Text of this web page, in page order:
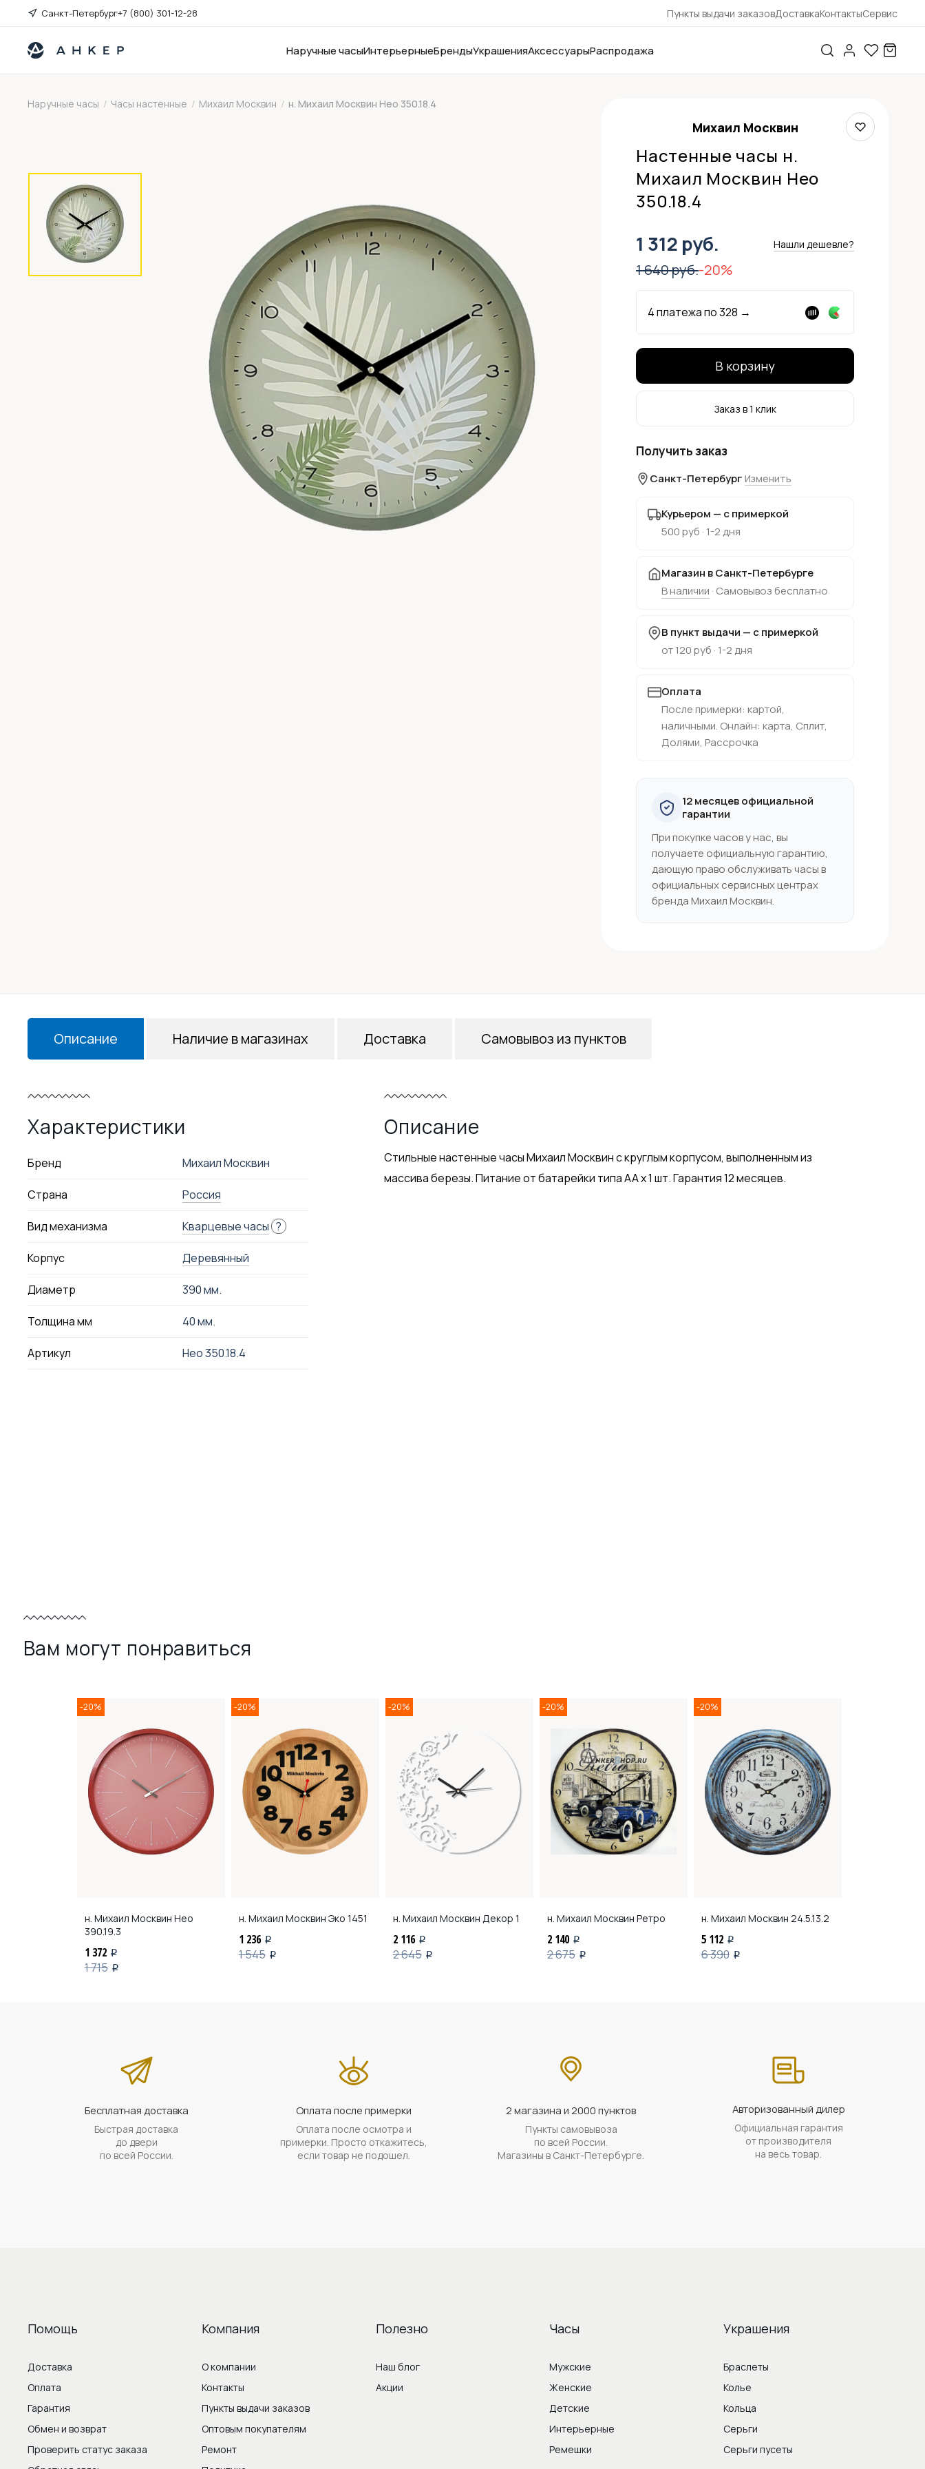
Санкт-Петербург+7 (800) 301-12-28 Пункты выдачи заказовДоставкаКонтактыСервис
Наручные часыИнтерьерныеБрендыУкрашенияАксессуарыРаспродажа
Наручные часы / Часы настенные / Михаил Москвин / н. Михаил Москвин Нео 350.18.4
Михаил Москвин
Настенные часы н.
Михаил Москвин Нео
350.18.4
1 312 руб. Нашли дешевле?
1 640 руб.-20%
4 платежа по328 →
В корзину
Заказ в 1 клик
Получить заказ
Санкт-Петербург Изменить
Курьером — с примеркой
500 руб · 1-2 дня
Магазин в Санкт-Петербурге
В наличии · Самовывоз бесплатно
В пункт выдачи — с примеркой
от 120 руб · 1-2 дня
Оплата
После примерки: картой,
наличными. Онлайн: карта, Сплит,
Долями, Рассрочка
12 месяцев официальной
гарантии
При покупке часов у нас, вы
получаете официальную гарантию,
дающую право обслуживать часы в
официальных сервисных центрах
бренда Михаил Москвин.
Описание
Характеристики
Бренд Михаил Москвин
Страна Россия
Вид механизма Кварцевые часы ?
Корпус Деревянный
Диаметр 390 мм.
Толщина мм 40 мм.
Артикул Нео 350.18.4
Описание
Стильные настенные часы Михаил Москвин с круглым корпусом, выполненным из
массива березы. Питание от батарейки типа АА х 1 шт. Гарантия 12 месяцев.
Наличие в магазинах Доставка Самовывоз из пунктов
Вам могут понравиться
-20%
н. Михаил Москвин Нео
390.19.3
1 372 i
1 715 i
-20%
н. Михаил Москвин Эко 1451
1 236 i
1 545 i
-20%
н. Михаил Москвин Декор 1
2 116 i
2 645 i
-20%
н. Михаил Москвин Ретро
2 140 i
2 675 i
-20%
н. Михаил Москвин 24.5.13.2
5 112 i
6 390 i
Бесплатная доставка
Быстрая доставка
до двери
по всей России.
Оплата после примерки
Оплата после осмотра и
примерки. Просто откажитесь,
если товар не подошел.
2 магазина и 2000 пунктов
Пункты самовывоза
по всей России.
Магазины в Санкт-Петербурге.
Авторизованный дилер
Официальная гарантия
от производителя
на весь товар.
Помощь
Доставка
Оплата
Гарантия
Обмен и возврат
Проверить статус заказа
Компания
О компании
Контакты
Пункты выдачи заказов
Оптовым покупателям
Ремонт
Полезно
Наш блог
Акции
Часы
Мужские
Женские
Детские
Интерьерные
Ремешки
Украшения
Браслеты
Колье
Кольца
Серьги
Серьги пусеты